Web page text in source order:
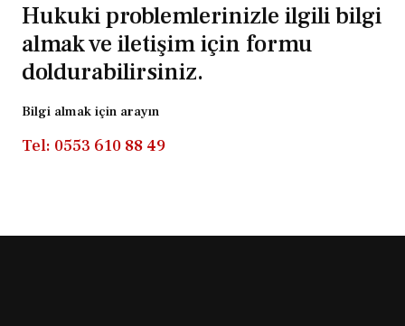
Hukuki problemlerinizle ilgili bilgi
almak ve iletişim için formu
doldurabilirsiniz.
Bilgi almak için arayın
Tel: 0553 610 88 49